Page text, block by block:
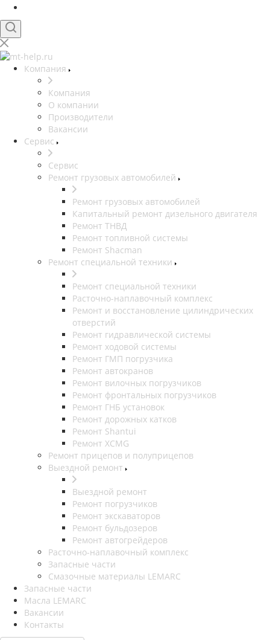
Компания
Компания
О компании
Производители
Вакансии
Сервис
Сервис
Ремонт грузовых автомобилей
Ремонт грузовых автомобилей
Капитальный ремонт дизельного двигателя
Ремонт ТНВД
Ремонт топливной системы
Ремонт Shacman
Ремонт специальной техники
Ремонт специальной техники
Расточно-наплавочный комплекс
Ремонт и восстановление цилиндрических
отверстий
Ремонт гидравлической системы
Ремонт ходовой системы
Ремонт ГМП погрузчика
Ремонт автокранов
Ремонт вилочных погрузчиков
Ремонт фронтальных погрузчиков
Ремонт ГНБ установок
Ремонт дорожных катков
Ремонт Shantui
Ремонт XCMG
Ремонт прицепов и полуприцепов
Выездной ремонт
Выездной ремонт
Ремонт погрузчиков
Ремонт экскаваторов
Ремонт бульдозеров
Ремонт автогрейдеров
Расточно-наплавочный комплекс
Запасные части
Смазочные материалы LEMARC
Запасные части
Масла LEMARC
Вакансии
Контакты